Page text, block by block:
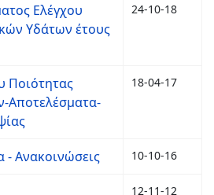
Ελέγχου
Υδάτων έτους
24-10-18
Ποιότητας
Αποτελέσματα-
18-04-17
- Ανακοινώσεις 10-10-16
12-11-12